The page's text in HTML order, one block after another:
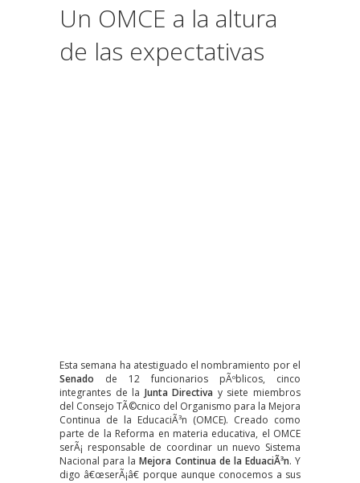
Un OMCE a la altura
de las expectativas
Esta semana ha atestiguado el nombramiento por el
Senado de 12 funcionarios pÃºblicos, cinco
integrantes de la Junta Directiva y siete miembros
del Consejo TÃ©cnico del Organismo para la Mejora
Continua de la EducaciÃ³n (OMCE). Creado como
parte de la Reforma en materia educativa, el OMCE
serÃ¡ responsable de coordinar un nuevo Sistema
Nacional para laMejora Continua de la EduaciÃ³n. Y
digo â€œserÃ¡â€ porque aunque conocemos a sus